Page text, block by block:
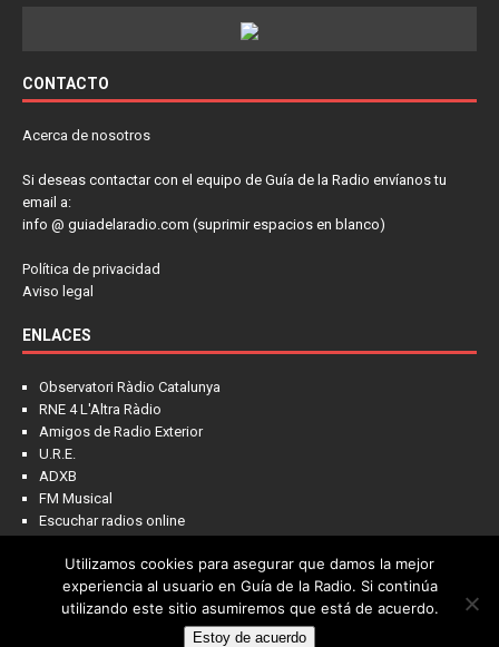
CONTACTO
Acerca de nosotros
Si deseas contactar con el equipo de Guía de la Radio envíanos tu
email a:
info @ guiadelaradio.com (suprimir espacios en blanco)
Política de privacidad
Aviso legal
ENLACES
Observatori Ràdio Catalunya
RNE 4 L'Altra Ràdio
Amigos de Radio Exterior
U.R.E.
ADXB
FM Musical
Escuchar radios online
Utilizamos cookies para asegurar que damos la mejor
experiencia al usuario en Guía de la Radio. Si continúa
utilizando este sitio asumiremos que está de acuerdo.
Estoy de acuerdo